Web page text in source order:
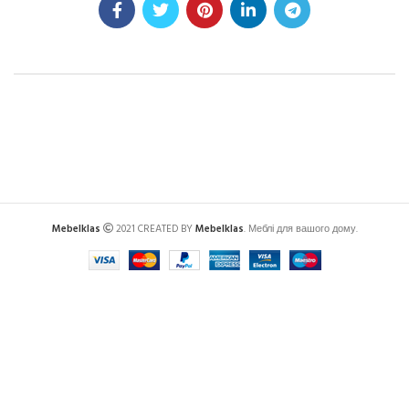
Mebelklas 2021 CREATED BYMebelklas. Меблі для вашого дому.